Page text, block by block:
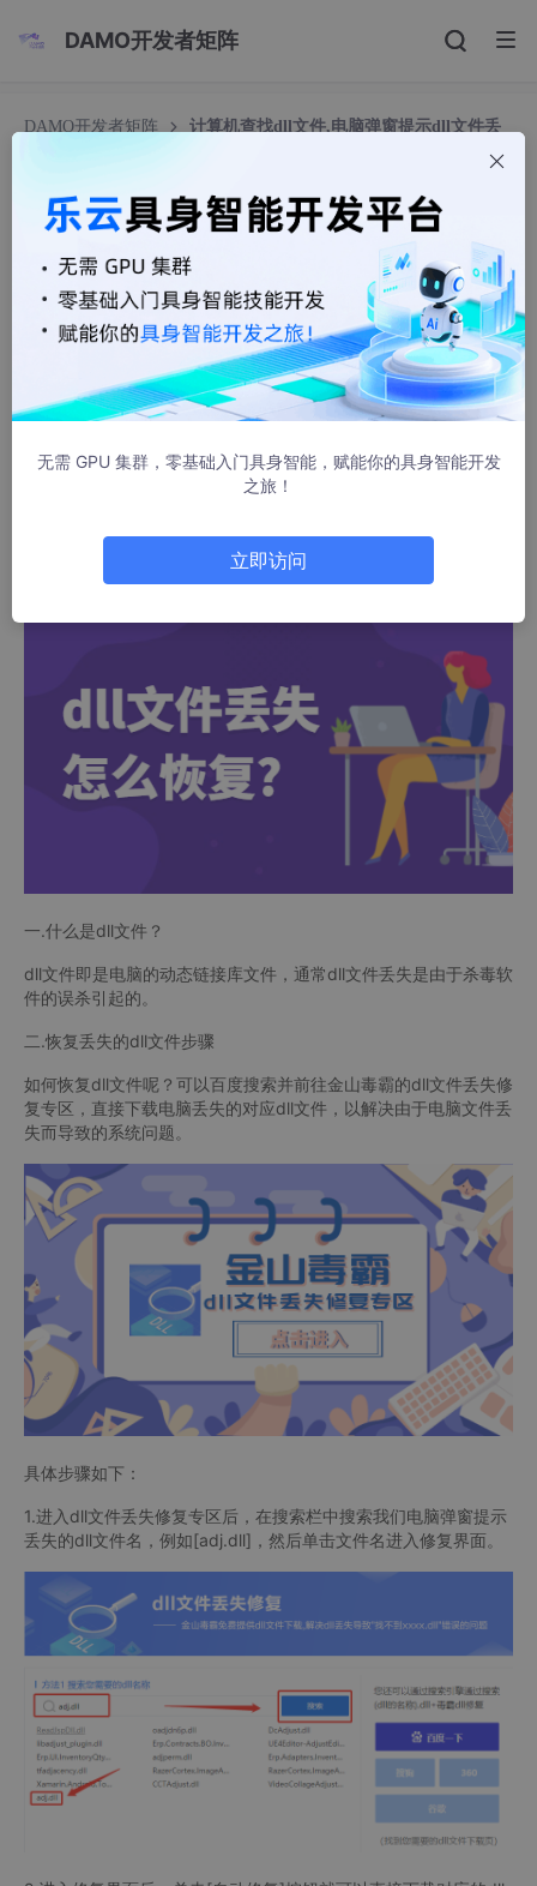
DAMO开发者矩阵
DAMO开发者矩阵
计算机查找dll文件,电脑弹窗提示dll文件丢
计算机查找dll文件,电脑弹窗提示dll文件丢失怎么
办？看我如何快速解决吧！
刘屿柠
原标题：电脑弹窗提示dll文件丢失怎么办？看我如何快速解决吧！
在日常生活工作使用电脑过程中，如果出现电脑丢失了某个dll文
行，甚至导致电脑系统不断弹窗报告错误。
时该如何快速修复呢？下面就让我来给大家详细分享下解决方案
一.什么是dll文件？
dll文件即是电脑的动态链接库文件，通常dll文件丢失是由于杀毒软
件的误杀引起的。
二.恢复丢失的dll文件步骤
如何恢复dll文件呢？可以百度搜索并前往金山毒霸的dll文件丢失修
复专区，直接下载电脑丢失的对应dll文件，以解决由于电脑文件丢
失而导致的系统问题。
具体步骤如下：
1.进入dll文件丢失修复专区后，在搜索栏中搜索我们电脑弹窗提示
丢失的dll文件名，例如[adj.dll]，然后单击文件名进入修复界面。
无需 GPU 集群，零基础入门具身智能，赋能你的具身智能开发
之旅！
立即访问